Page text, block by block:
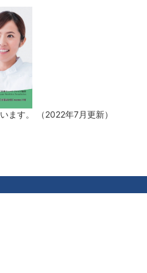
ます。 （2022年7月更新）